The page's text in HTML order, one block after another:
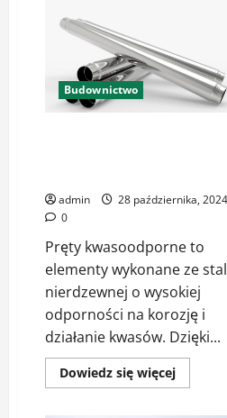
Budownictwo
admin
28 października, 2024
0
Pręty kwasoodporne to
elementy wykonane ze
nierdzewnej o wysokiej
odporności na korozję i
działanie kwasów. Dzięki...
Dowiedz się więcejDowiedz
się